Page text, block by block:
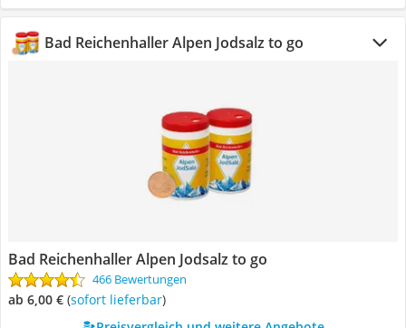
Bad Reichenhaller Alpen Jodsalz to go
Bad Reichenhaller Alpen Jodsalz to go
466 Bewertungen
ab 6,00 € ( Sofort lieferbar)